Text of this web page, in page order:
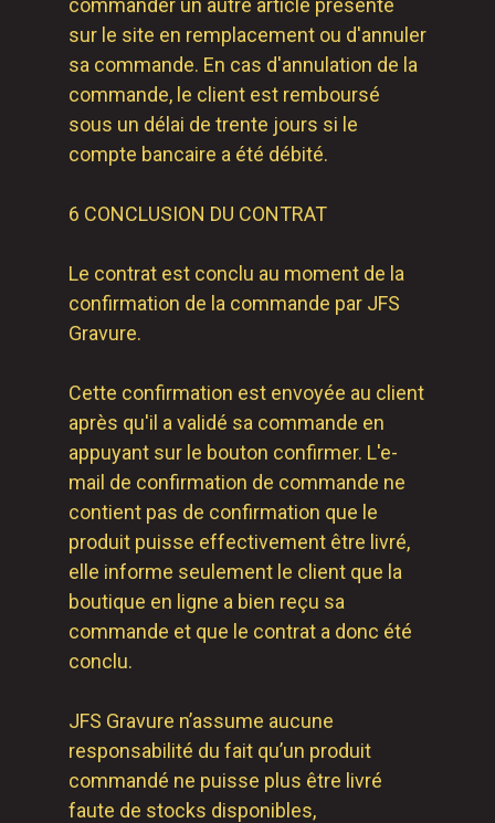
commander un autre article présenté
sur le site en remplacement ou d'annuler
sa commande. En cas d'annulation de la
commande, le client est remboursé
sous un délai de trente jours si le
compte bancaire a été débité.
6 CONCLUSION DU CONTRAT
Le contrat est conclu au moment de la
confirmation de la commande par JFS
Gravure.
Cette confirmation est envoyée au client
après qu'il a validé sa commande en
appuyant sur le bouton confirmer. L'e-
mail de confirmation de commande ne
contient pas de confirmation que le
produit puisse effectivement être livré,
elle informe seulement le client que la
boutique en ligne a bien reçu sa
commande et que le contrat a donc été
conclu.
JFS Gravure n’assume aucune
responsabilité du fait qu’un produit
commandé ne puisse plus être livré
faute de stocks disponibles,